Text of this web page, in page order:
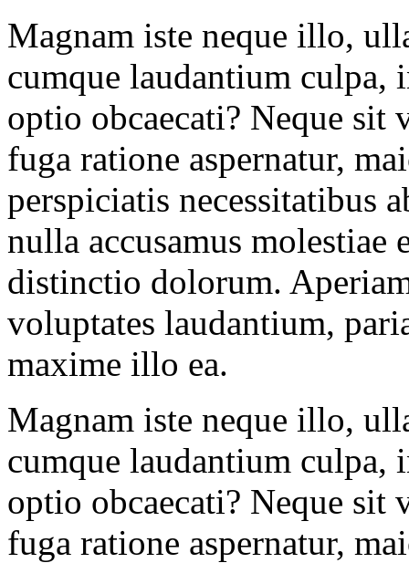
Magnam iste neque illo,
cumque laudantium culpa,
optio obcaecati? Neque sit
fuga ratione aspernatur,
perspiciatis necessitatibus
nulla accusamus
distinctio dolorum.
voluptates laudantium,
maxime illo ea.
Magnam iste neque illo,
cumque laudantium culpa,
optio obcaecati? Neque sit
fuga ratione aspernatur,